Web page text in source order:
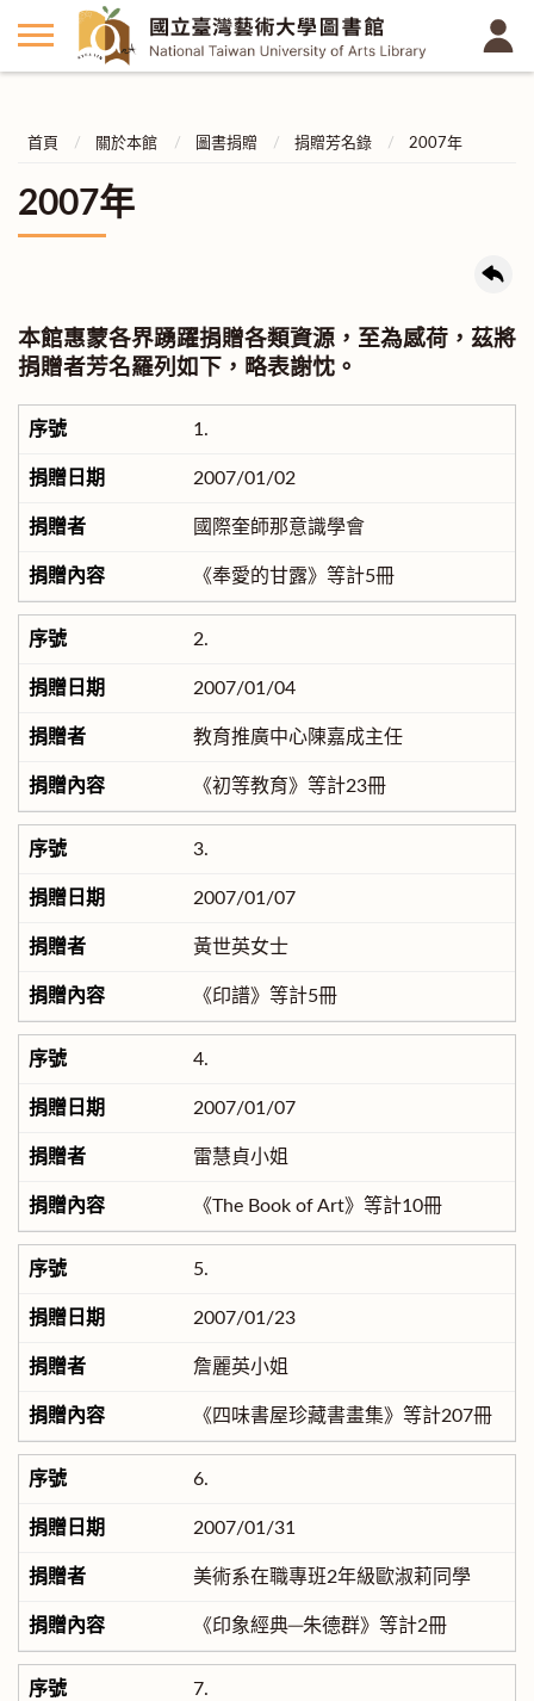
首頁 關於本館 圖書捐贈 捐贈芳名錄 2007年
2007年
本館惠蒙各界踴躍捐贈各類資源，至為感荷，茲將
捐贈者芳名羅列如下，略表謝忱。
1.
2007/01/02
國際奎師那意識學會
《奉愛的甘露》等計5冊
2.
2007/01/04
教育推廣中心陳嘉成主任
《初等教育》等計23冊
3.
2007/01/07
黃世英女士
《印譜》等計5冊
4.
2007/01/07
雷慧貞小姐
《The Book of Art》等計10冊
5.
2007/01/23
詹麗英小姐
《四味書屋珍藏書畫集》等計207冊
6.
2007/01/31
美術系在職專班2年級歐淑莉同學
《印象經典─朱德群》等計2冊
7.